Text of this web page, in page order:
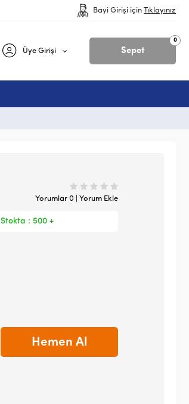
Bayi Girişi için Tıklayınız
Sepet
0
Üye Girişi
Yorumlar 0 | Yorum Ekle
Stokta : 500 +
Hemen Al